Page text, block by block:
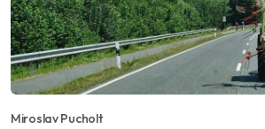
Miroslav Pucholt